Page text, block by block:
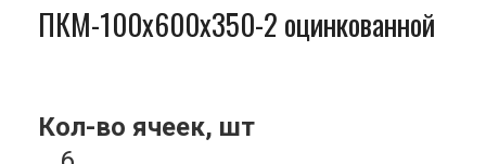
ПКМ-100x600x350-2 оцинкованной
Кол-во ячеек, шт